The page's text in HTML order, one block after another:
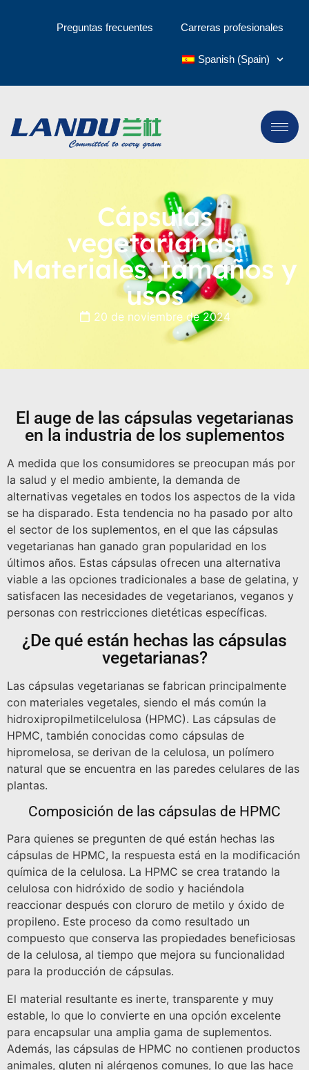
Preguntas frecuentes Carreras profesionales
Spanish (Spain)
Cápsulas
vegetarianas:
Materiales, tamaños y
usos
20 de noviembre de 2024
El auge de las cápsulas vegetarianas
en la industria de los suplementos
A medida que los consumidores se preocupan más por
la salud y el medio ambiente, la demanda de
alternativas vegetales en todos los aspectos de la vida
se ha disparado. Esta tendencia no ha pasado por alto
el sector de los suplementos, en el que las cápsulas
vegetarianas han ganado gran popularidad en los
últimos años. Estas cápsulas ofrecen una alternativa
viable a las opciones tradicionales a base de gelatina, y
satisfacen las necesidades de vegetarianos, veganos y
personas con restricciones dietéticas específicas.
¿De qué están hechas las cápsulas
vegetarianas?
Las cápsulas vegetarianas se fabrican principalmente
con materiales vegetales, siendo el más común la
hidroxipropilmetilcelulosa (HPMC). Las cápsulas de
HPMC, también conocidas como cápsulas de
hipromelosa, se derivan de la celulosa, un polímero
natural que se encuentra en las paredes celulares de las
plantas.
Composición de las cápsulas de HPMC
Para quienes se pregunten de qué están hechas las
cápsulas de HPMC, la respuesta está en la modificación
química de la celulosa. La HPMC se crea tratando la
celulosa con hidróxido de sodio y haciéndola
reaccionar después con cloruro de metilo y óxido de
propileno. Este proceso da como resultado un
compuesto que conserva las propiedades beneficiosas
de la celulosa, al tiempo que mejora su funcionalidad
para la producción de cápsulas.
El material resultante es inerte, transparente y muy
estable, lo que lo convierte en una opción excelente
para encapsular una amplia gama de suplementos.
Además, las cápsulas de HPMC no contienen productos
animales, gluten ni alérgenos comunes, lo que las hace